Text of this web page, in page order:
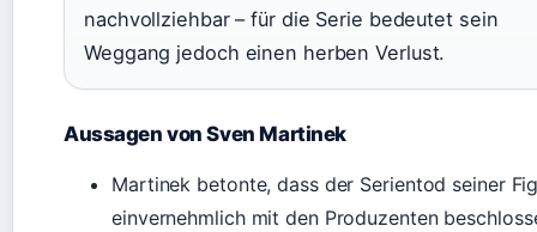
nachvollziehbar – für die Serie bedeutet sein
Weggang jedoch einen herben Verlust.
Aussagen von Sven Martinek
Martinek betonte, dass der Serientod seiner
einvernehmlich mit den Produzenten